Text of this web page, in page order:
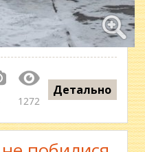
1272
Детально